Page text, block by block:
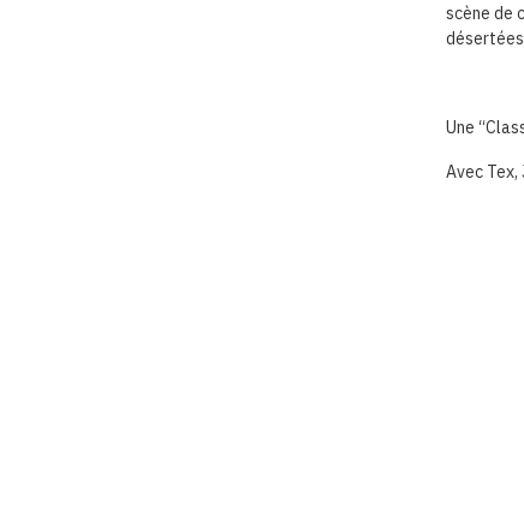
scène de
Une
Avec